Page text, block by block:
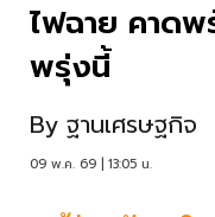
ไฟฉาย คาดพ
พรุ่งนี้
By ฐานเศรษฐกิจ
09 พ.ค. 69 | 13:05 น.